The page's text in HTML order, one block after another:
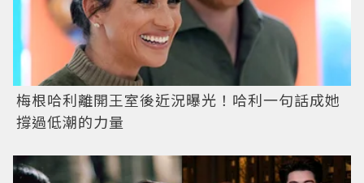
梅根哈利離開王室後近況曝光！哈利一句話成她
撐過低潮的力量